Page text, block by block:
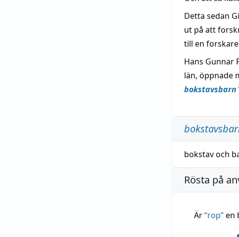
Detta sedan
ut på att
till en
Hans Gunnar
län, öppnade
bokstavsbarn
bokstavoch
Rösta på
Är“rop”en